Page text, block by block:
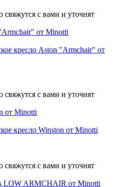
с вами и уточнят
кресло Aston "Armchair" от
с вами и уточнят
кресло Winston от Minotti
с вами и уточнят